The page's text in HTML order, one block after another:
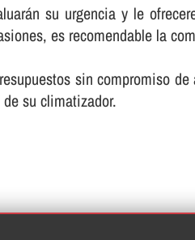
su urgencia y le
es recomendable la
sin compromiso
su climatizador.